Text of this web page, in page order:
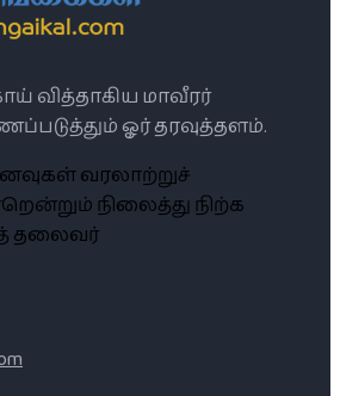
வித்தாகிய மாவீரர்
ஓர் தரவுத்தளம்.
வரலாற்றுச்
நிலைத்து நிற்க
தலைவர்